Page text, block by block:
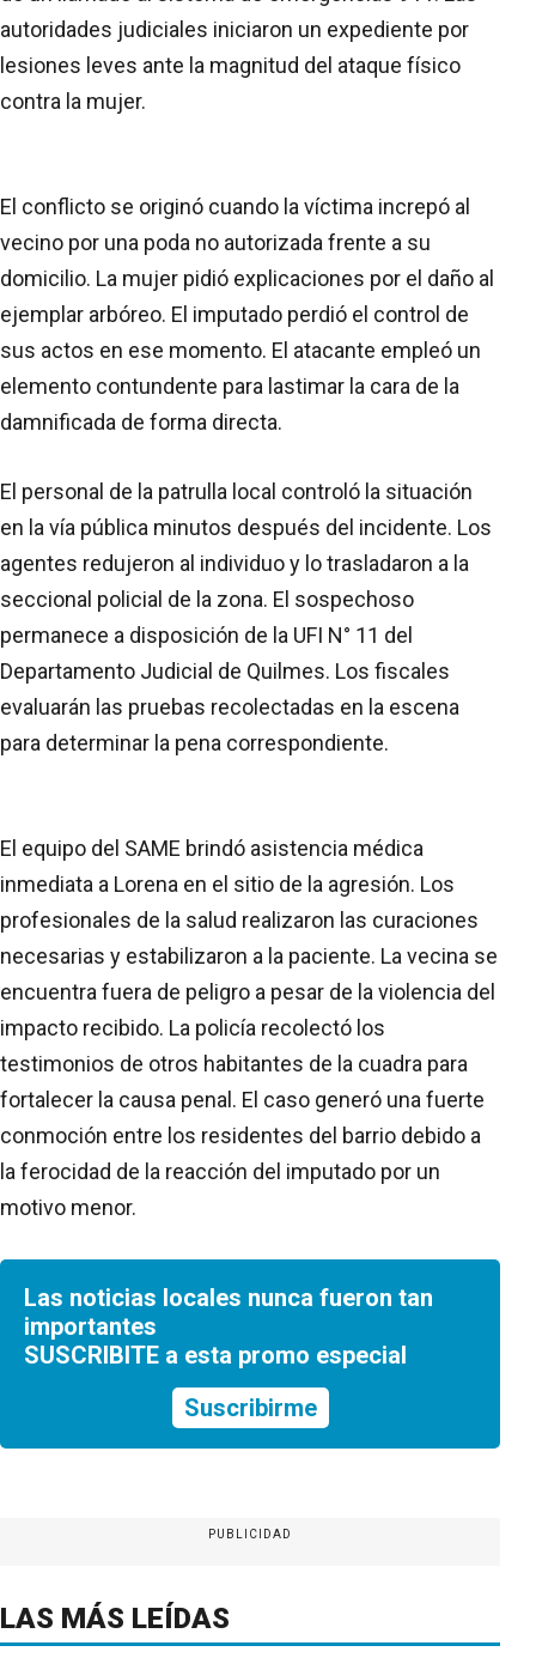
autoridades judiciales iniciaron un expediente por
lesiones leves ante la magnitud del ataque físico
contra la mujer.
El conflicto se originó cuando la víctima increpó al
vecino por una poda no autorizada frente a su
domicilio. La mujer pidió explicaciones por el daño al
ejemplar arbóreo. El imputado perdió el control de
sus actos en ese momento. El atacante empleó un
elemento contundente para lastimar la cara de la
damnificada de forma directa.
El personal de la patrulla local controló la situación
en la vía pública minutos después del incidente. Los
agentes redujeron al individuo y lo trasladaron a la
seccional policial de la zona. El sospechoso
permanece a disposición de la UFI N° 11 del
Departamento Judicial de Quilmes. Los fiscales
evaluarán las pruebas recolectadas en la escena
para determinar la pena correspondiente.
El equipo del SAME brindó asistencia médica
inmediata a Lorena en el sitio de la agresión. Los
profesionales de la salud realizaron las curaciones
necesarias y estabilizaron a la paciente. La vecina se
encuentra fuera de peligro a pesar de la violencia del
impacto recibido. La policía recolectó los
testimonios de otros habitantes de la cuadra para
fortalecer la causa penal. El caso generó una fuerte
conmoción entre los residentes del barrio debido a
la ferocidad de la reacción del imputado por un
motivo menor.
Las noticias locales nunca fueron tan
importantes
SUSCRIBITE a esta promo especial
Suscribirme
PUBLICIDAD
LAS MÁS LEÍDAS